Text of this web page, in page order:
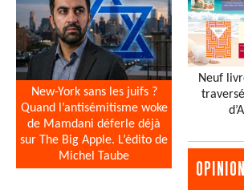
New-York sans les juifs ?
Quand l’antisémitisme woke
de Mamdani déferle déjà
sur The Big Apple. L’édito de
Michel Taube
Neuf